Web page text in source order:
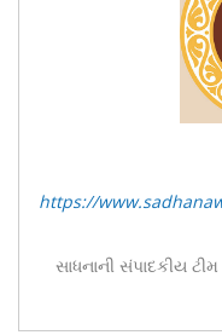
https://
સાધનાની સંપાદકીય